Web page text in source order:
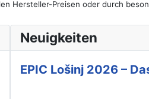
Hersteller-Preisen oder durch
Neuigkeiten
EPIC Lošinj 2026 –